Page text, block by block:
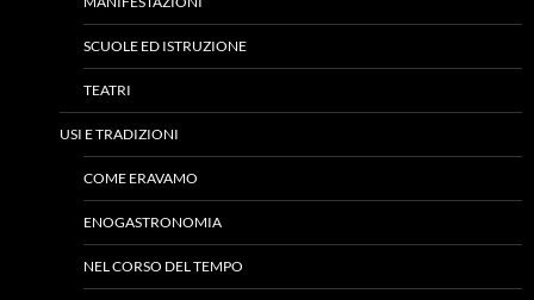
SCUOLE ED ISTRUZIONE
TEATRI
USI E TRADIZIONI
COME ERAVAMO
ENOGASTRONOMIA
NEL CORSO DEL TEMPO